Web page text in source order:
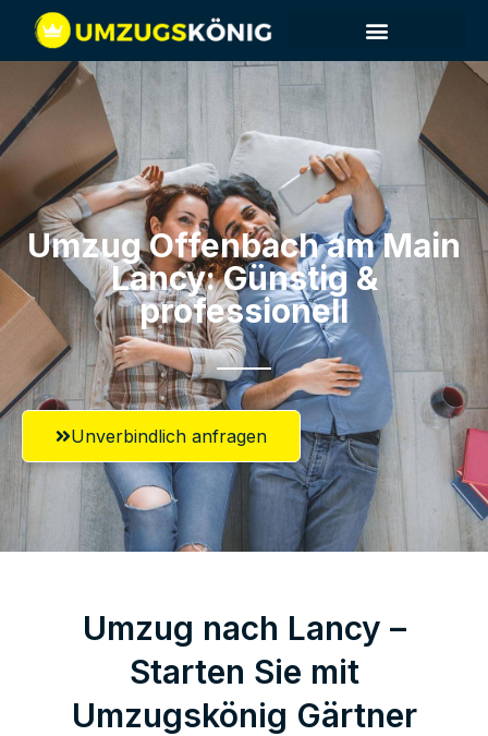
Umzug Offenbach am Main​
Lancy: Günstig &
professionell​
Unverbindlich anfragen
Umzug nach Lancy –
Starten Sie mit
Umzugskönig Gärtner